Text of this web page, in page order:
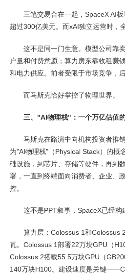
三笔交易合在一起，SpaceX AI
超过300亿美元。而xAI独立运营时，
这不是同一门生意。模型公司靠
户量和付费意愿；算力房东靠收租赚
和电力供应。前者受限于市场竞争，
而马斯克恰好掌控了物理世界。
三、"AI物理栈"：一个万亿估值
马斯克在路演中向机构投资者推
为"AI物理栈"（Physical Stack）的
础设施，到芯片、存储等硬件，再到
署，一直到终端面向消费者、企业、
控。
这不是PPT叙事，SpaceX已经构
算力层：Colossus 1和Colossus
瓦。Colossus 1部署22万块GPU（
Colossus 2搭载55.5万块GPU（
140万块H100。建设速度是关键